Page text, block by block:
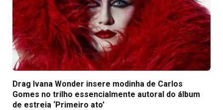
Drag Ivana Wonder insere modinha de Carlos
Gomes no trilho essencialmente autoral do álbum
de estreia ‘Primeiro ato’